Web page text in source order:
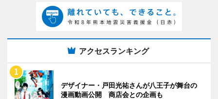
アクセスランキング
デザイナー・戸田光祐さんが八王子が舞台の
漫画動画公開 商店会との企画も